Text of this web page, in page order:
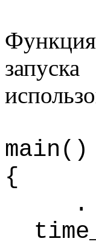
main ()
{
time